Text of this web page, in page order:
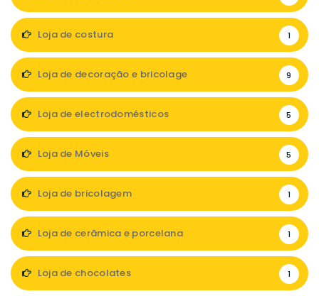
Loja de costura 1
Loja de decoração e bricolage 9
Loja de electrodomésticos 5
Loja de Móveis 5
Loja de bricolagem 1
Loja de cerâmica e porcelana 1
Loja de chocolates 1